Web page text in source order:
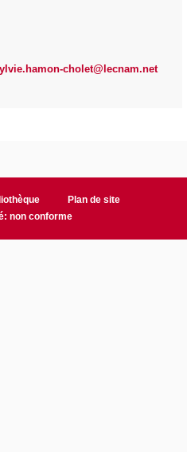
cholet@lecnam.net
Plan de site
non conforme